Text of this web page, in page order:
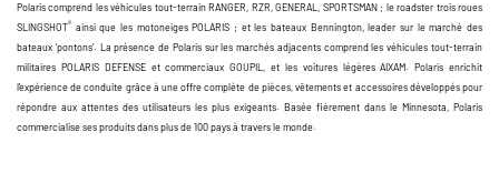
Polaris comprend les véhicules tout-terrain RANGER, RZR, GENERAL, SPORTSMAN ; le roadster trois roues
SLINGSHOT® ainsi que les motoneiges POLARIS ; et les bateaux Bennington, leader sur le marché des
bateaux ‘pontons’. La présence de Polaris sur les marchés adjacents comprend les véhicules tout-terrain
militaires POLARIS DEFENSE et commerciaux GOUPIL, et les voitures légères AIXAM. Polaris enrichit
l’expérience de conduite grâce à une offre complète de pièces, vêtements et accessoires développés pour
répondre aux attentes des utilisateurs les plus exigeants. Basée fièrement dans le Minnesota, Polaris
commercialise ses produits dans plus de 100 pays à travers le monde.